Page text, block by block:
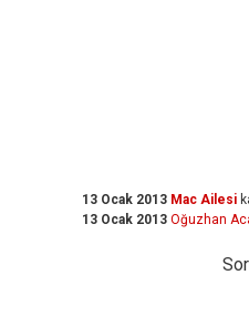
13 Ocak 2013 Mac Ailesi
13 Ocak 2013 Oğuzhan